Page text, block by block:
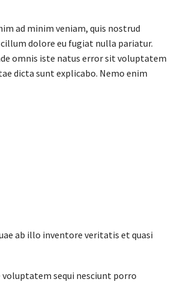
ad minim veniam, quis nostrud
dolore eu fugiat nulla pariatur.
omnis iste natus error sit voluptatem
dicta sunt explicabo. Nemo enim
ab illo inventore veritatis et quasi
sequi nesciunt porro